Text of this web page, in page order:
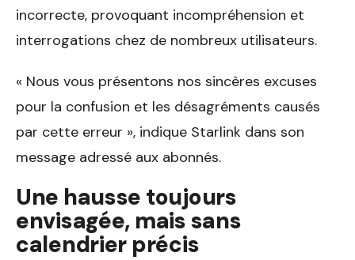
incorrecte, provoquant incompréhension et
interrogations chez de nombreux utilisateurs.
« Nous vous présentons nos sincères excuses
pour la confusion et les désagréments causés
par cette erreur », indique Starlink dans son
message adressé aux abonnés.
Une hausse toujours
envisagée, mais sans
calendrier précis